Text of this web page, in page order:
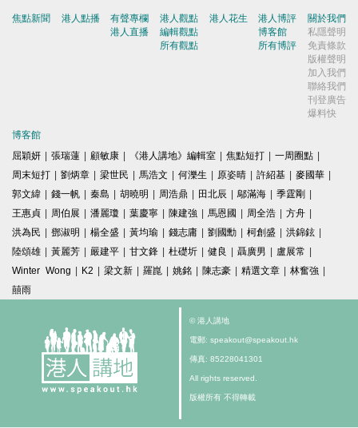
焦點新聞 港人點播
有聲專欄
港人直播
港人觀點
編輯觀點
所有觀點
港人花生
港人博評
博客館
所有博評
關於我們
私隱聲明
免責條款
版權聲明
加入我們
聯絡我們
刊登廣告
爆料快
博客館
屈穎妍 | 張瑞蓮 | 顧敏康 | 《港人講地》編輯室 | 焦點短打 | 一周圈點 |
周末短打 | 劉炳章 | 梁世民 | 馬浩文 | 何濼生 | 原姿晴 | 許紹基 | 麥國華 |
郭文緯 | 錢一帆 | 秦島 | 胡曉明 | 周浩鼎 | 田北辰 | 鄔滿海 | 季霆剛 |
王惠貞 | 周伯展 | 潘麗瓊 | 葉慶寧 | 陳建強 | 馬恩國 | 周全浩 | 方舟 |
洪為民 | 鄧淑明 | 楊全盛 | 黃均瑜 | 錢志庸 | 劉國勳 | 柯創盛 | 洪錦鉉 |
陸頌雄 | 黃麗芳 | 嚴建平 | 甘文鋒 | 杜礎圻 | 健良 | 聶廣男 | 盧展常 |
Winter Wong | K2 | 梁文新 | 羅崑 | 姚銘 | 陳志豪 | 精選文章 | 林奮強 |
囍雨
© 港人講地
電郵: speakout@speakout.hk
傳真: 85228041301
All rights reserved.
版權所有 不得轉載